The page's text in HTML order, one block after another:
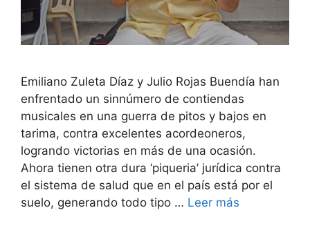
Emiliano Zuleta Díaz y Julio Rojas Buendía han
enfrentado un sinnúmero de contiendas
musicales en una guerra de pitos y bajos en
tarima, contra excelentes acordeoneros,
logrando victorias en más de una ocasión.
Ahora tienen otra dura ‘piqueria’ jurídica contra
el sistema de salud que en el país está por el
suelo, generando todo tipo … Leer más